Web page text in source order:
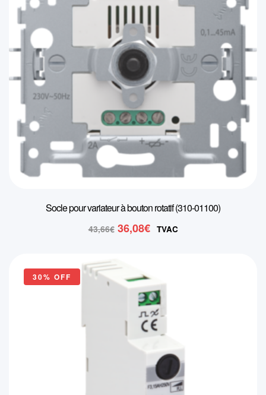
Socle pour variateur à bouton rotatif (310-01100)
43,66€ Le
était :
43,66€.
36,08€ Le
36,08€.
TVAC
30% OFF